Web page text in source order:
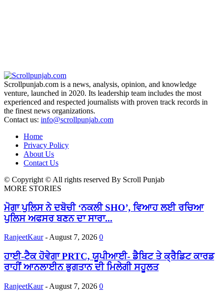
Scrollpunjab.com is a news, analysis, opinion, and knowledge
venture, launched in 2020. Its leadership team includes the most
experienced and respected journalists with proven track records in
the finest news organizations.
Contact us: info@scrollpunjab.com
Home
Privacy Policy
About Us
Contact Us
© Copyright © All rights reserved By Scroll Punjab
MORE STORIES
ਮੋਗਾ ਪੁਲਿਸ ਨੇ ਦਬੋਚੀ ‘ਨਕਲੀ SHO’, ਵਿਆਹ ਲਈ ਰਚਿਆ
ਪੁਲਿਸ ਅਫਸਰ ਬਣਨ ਦਾ ਸਾਰਾ...
RanjeetKaur - August 7, 2026 0
ਹਾਈ-ਟੈਕ ਹੋਵੇਗਾ PRTC, ਯੂਪੀਆਈ- ਡੈਬਿਟ ਤੇ ਕ੍ਰੈਡਿਟ ਕਾਰਡ
ਰਾਹੀਂ ਆਨਲਾਈਨ ਭੁਗਤਾਨ ਦੀ ਮਿਲੇਗੀ ਸਹੂਲਤ
RanjeetKaur - August 7, 2026 0